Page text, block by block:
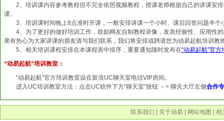
2、培训课内容参考教程但不完全依照视频教程，授课老师根据自己的讲课安
课。
3、培训课时间晚上8点准时开课，一般安排讲课一个小时、课后回答问题半个
4、为了更好的做好培训工作，鼓励网友自制教程录像，发表经验性、应用性
果有热心为大家讲课的朋友请与我们联系，我们将安排或聘请您为动易起航培训教
5、相关培训课程安排在本课程表中排序，重要通知随时发布在“动易起航”官方
“动易起航”培训教室：
“动易起航”官方培训教室设在新浪UC聊天室电信VIP房间。
进入UC培训教室方法：点击UC软件下方“聊天室”按钮 －> 聊天大厅左侧合作
联系我们 关于动易 网站地图 相